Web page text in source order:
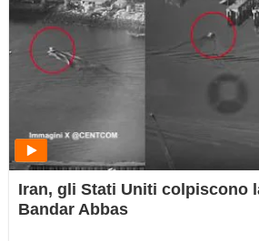
Iran, gli Stati Uniti colpiscono
Bandar Abbas